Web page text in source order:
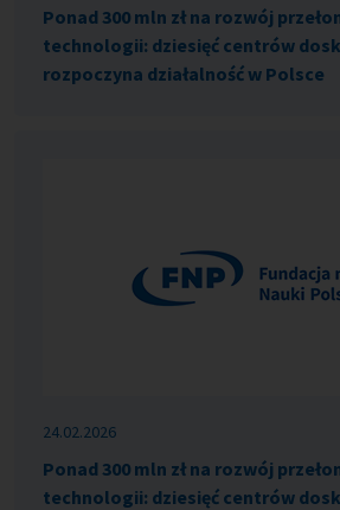
Ponad 300 mln zł na rozwój
technologii: dziesięć centrów
rozpoczyna działalność w Polsce
24.02.2026
Ponad 300 mln zł na rozwój
technologii: dziesięć centrów